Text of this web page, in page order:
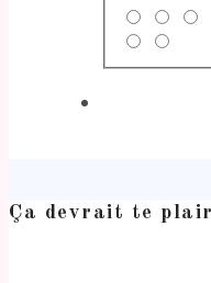
Ça devrait te